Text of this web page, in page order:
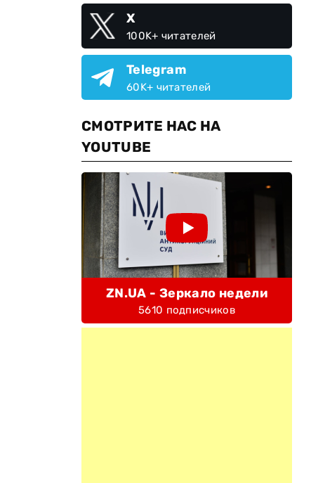
X
100K+ читателей
Telegram
60K+ читателей
СМОТРИТЕ НАС НА
YOUTUBE
ZN.UA - Зеркало недели
5610 подписчиков